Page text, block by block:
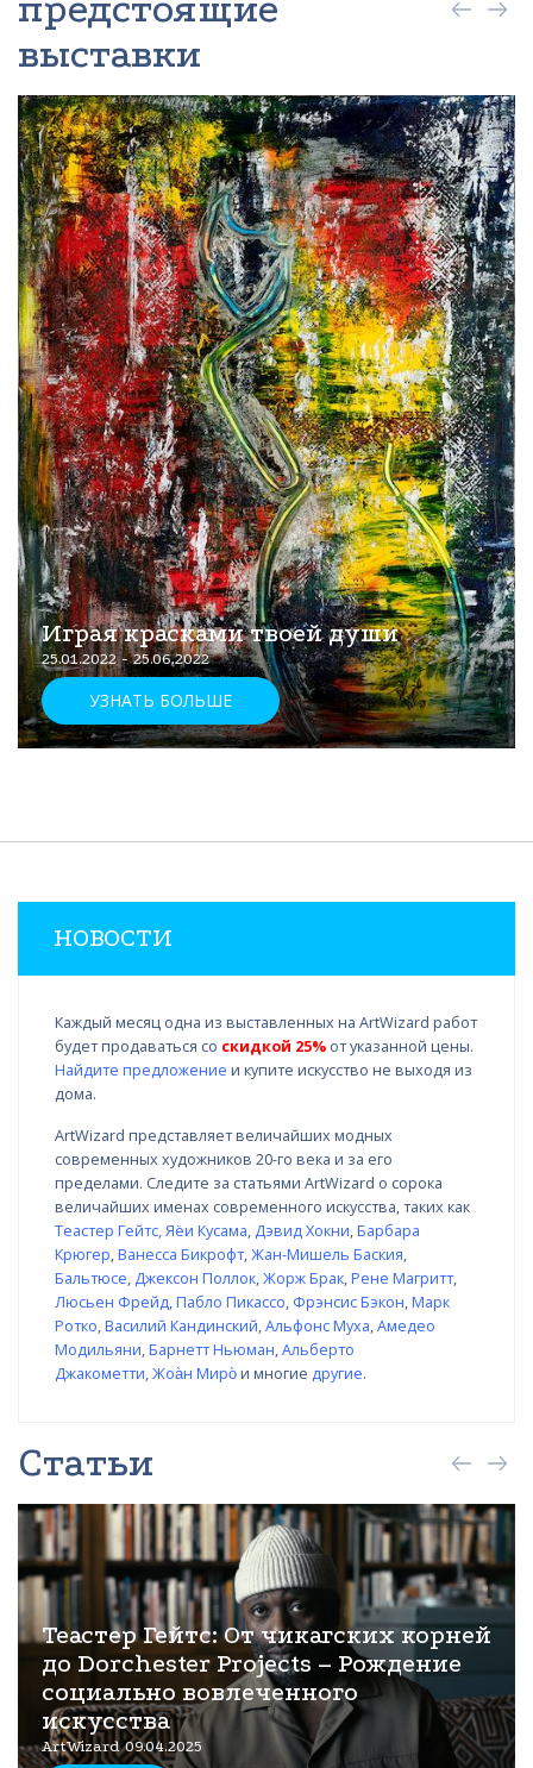
выставки
Играя красками твоей души
25.01.2022 - 25.06.2022
УЗНАТЬ БОЛЬШЕ
НОВОСТИ
Каждый месяц одна из выставленных на ArtWizard работ
будет продаваться со скидкой 25% от указанной цены.
Найдите предложение и купите искусство не выходя из
дома.
ArtWizard представляет величайших модных
современных художников 20-го века и за его
пределами. Следите за статьями ArtWizard о сорока
величайших именах современного искусства, таких как
Теастер Гейтс,Яёи Кусама, Дэвид Хокни,Барбара
Крюгер,Ванесса Бикрофт,Жан-Мишель Баския,
Бальтюсе, Джексон Поллок,Жорж Брак,Рене Магритт,
Люсьен Фрейд,Пабло Пикассо, Фрэнсис Бэкон,Марк
Ротко,Василий Кандинский,Альфонс Муха,Амедео
Модильяни,Барнетт Ньюман,Альберто
Джакометти,Жоа̀н Миро̀и многие другие.
Статьи
Теастер Гейтс: От чикагских корней
до Dorchester Projects – Рождение
социально вовлеченного
искусства
ArtWizard 09.04.2025